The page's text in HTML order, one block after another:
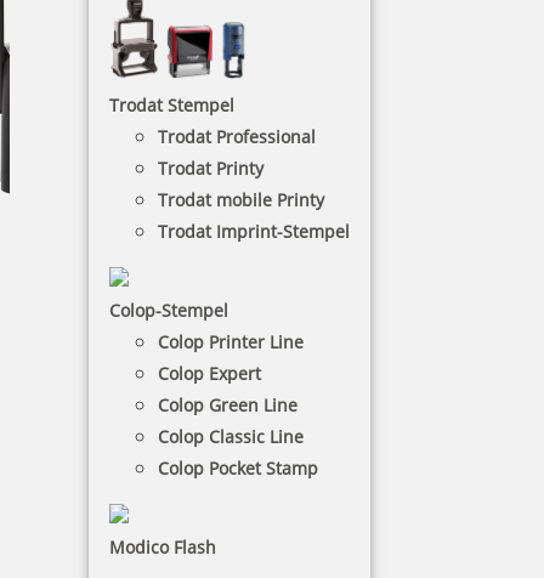
Trodat Stempel
Trodat Professional
Trodat Printy
Trodat mobile Printy
Trodat Imprint-Stempel
Colop-Stempel
Colop Printer Line
Colop Expert
Colop Green Line
Colop Classic Line
Colop Pocket Stamp
Modico Flash
Colop Classic Line Datum
Der Colop Classic Datumsstempel ist sehr robust
und hält selbst den härtesten Bedingungen stand
und hat so eine lange Lebensdauer.
NACH WUNSCHSTEMPEL FILTERN